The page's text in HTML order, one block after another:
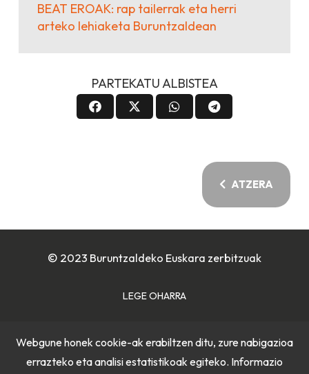
BEAT EROAK: rap tailerrak eta herri
arteko lehiaketa Buruntzaldean
PARTEKATU ALBISTEA
ATZERA
© 2023 Buruntzaldeko Euskara zerbitzuak
LEGE OHARRA
PRIBATUTASUN POLITIKA
Webgune honek cookie-ak erabiltzen ditu, zure nabigazioa
errazteko eta analisi estatistikoak egiteko. Informazio